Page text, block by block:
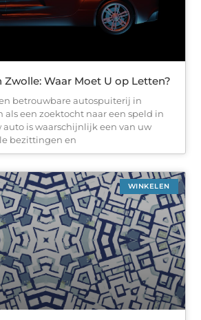
Waar Moet U op Letten?
betrouwbare autospuiterij in
als een zoektocht naar een speld in
auto is waarschijnlijk een van uw
bezittingen en
WINKELEN